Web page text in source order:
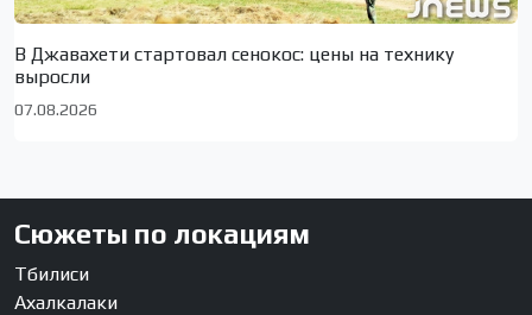
В Джавахети стартовал сенокос: цены на технику
выросли
07.08.2026
Сюжеты по локациям
Тбилиси
Ахалкалаки